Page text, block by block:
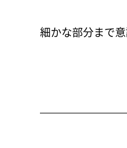
細かな部分まで